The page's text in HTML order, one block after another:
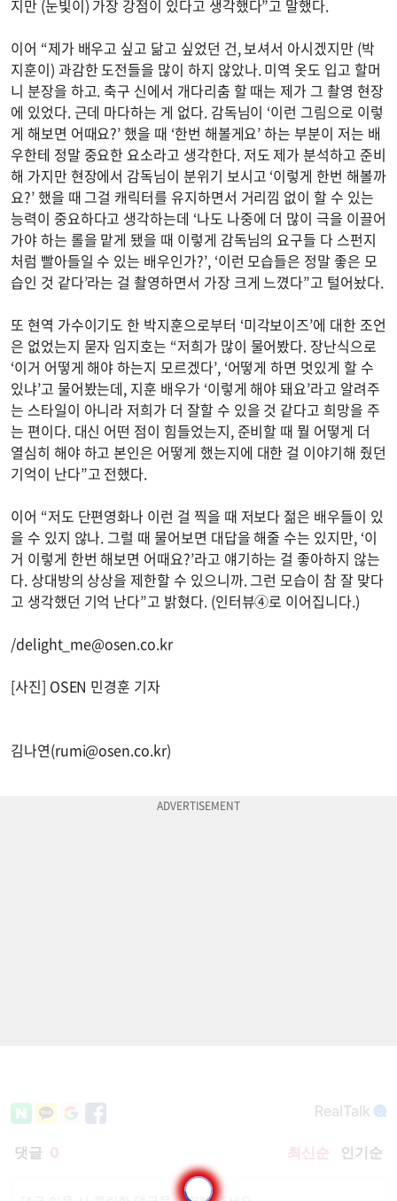
지만 (눈빛이) 가장 강점이 있다고 생각했다”고 말했다.
이어 “제가 배우고 싶고 닮고 싶었던 건, 보셔서 아시겠지만 (박
지훈이) 과감한 도전들을 많이 하지 않았나. 미역 옷도 입고 할머
니 분장을 하고. 축구 신에서 개다리춤 할 때는 제가 그 촬영 현장
에 있었다. 근데 마다하는 게 없다. 감독님이 ‘이런 그림으로 이렇
게 해보면 어때요?’ 했을 때 ‘한번 해볼게요’ 하는 부분이 저는 배
우한테 정말 중요한 요소라고 생각한다. 저도 제가 분석하고 준비
해 가지만 현장에서 감독님이 분위기 보시고 ‘이렇게 한번 해볼까
요?’ 했을 때 그걸 캐릭터를 유지하면서 거리낌 없이 할 수 있는
능력이 중요하다고 생각하는데 ‘나도 나중에 더 많이 극을 이끌어
가야 하는 롤을 맡게 됐을 때 이렇게 감독님의 요구들 다 스펀지
처럼 빨아들일 수 있는 배우인가?’, ‘이런 모습들은 정말 좋은 모
습인 것 같다’라는 걸 촬영하면서 가장 크게 느꼈다”고 털어놨다.
또 현역 가수이기도 한 박지훈으로부터 ‘미각보이즈’에 대한 조언
은 없었는지 묻자 임지호는 “저희가 많이 물어봤다. 장난식으로
‘이거 어떻게 해야 하는지 모르겠다’, ‘어떻게 하면 멋있게 할 수
있냐’고 물어봤는데, 지훈 배우가 ‘이렇게 해야 돼요’라고 알려주
는 스타일이 아니라 저희가 더 잘할 수 있을 것 같다고 희망을 주
는 편이다. 대신 어떤 점이 힘들었는지, 준비할 때 뭘 어떻게 더
열심히 해야 하고 본인은 어떻게 했는지에 대한 걸 이야기해 줬던
기억이 난다”고 전했다.
이어 “저도 단편영화나 이런 걸 찍을 때 저보다 젊은 배우들이 있
을 수 있지 않나. 그럴 때 물어보면 대답을 해줄 수는 있지만, ‘이
거 이렇게 한번 해보면 어때요?’라고 얘기하는 걸 좋아하지 않는
다. 상대방의 상상을 제한할 수 있으니까. 그런 모습이 참 잘 맞다
고 생각했던 기억 난다”고 밝혔다. (인터뷰④로 이어집니다.)
/delight_me@osen.co.kr
[사진] OSEN 민경훈 기자
김나연(rumi@osen.co.kr)